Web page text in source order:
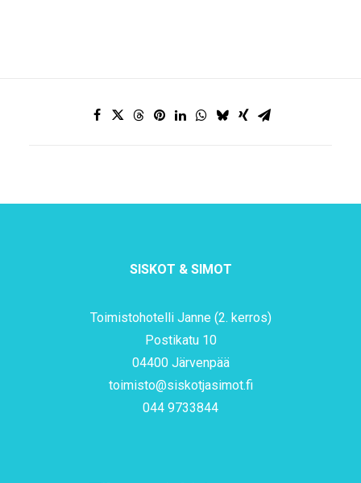
SISKOT & SIMOT
Toimistohotelli Janne (2. kerros)
Postikatu 10
04400 Järvenpää
toimisto@siskotjasimot.fi
044 9733844